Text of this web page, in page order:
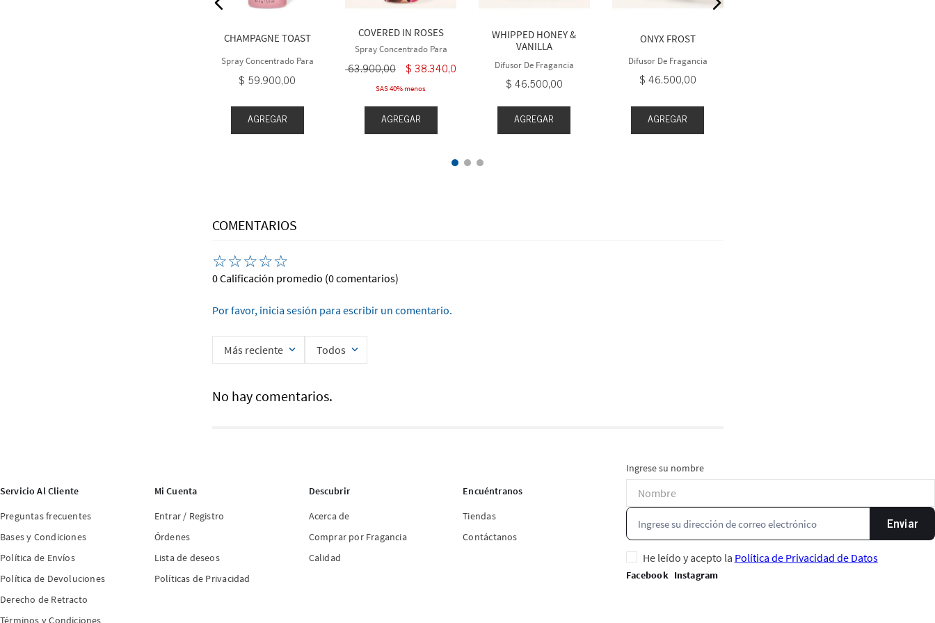
CHAMPAGNE TOAST
Spray Concentrado Para
$ 59.900,00
AGREGAR
COVERED IN ROSES
Spray Concentrado Para
$ 63.900,00 $ 38.340,00
SAS 40% menos
AGREGAR
WHIPPED HONEY &
VANILLA
Difusor De Fragancia
$ 46.500,00
AGREGAR
ONYX FROST
Difusor De Fragancia
$ 46.500,00
AGREGAR
COMENTARIOS
☆☆☆☆☆
0 Calificación promedio (0 comentarios)
Por favor, inicia sesión para escribir un comentario.
Más reciente Todos
No hay comentarios.
Servicio Al Cliente
Preguntas frecuentes
Bases y Condiciones
Política de Envíos
Política de Devoluciones
Derecho de Retracto
Términos y Condiciones
Mi Cuenta
Entrar / Registro
Órdenes
Lista de deseos
Políticas de Privacidad
Descubrir
Acerca de
Comprar por Fragancia
Calidad
Encuéntranos
Tiendas
Contáctanos
Ingrese su nombre
Enviar
He leído y acepto la Política de Privacidad de Datos